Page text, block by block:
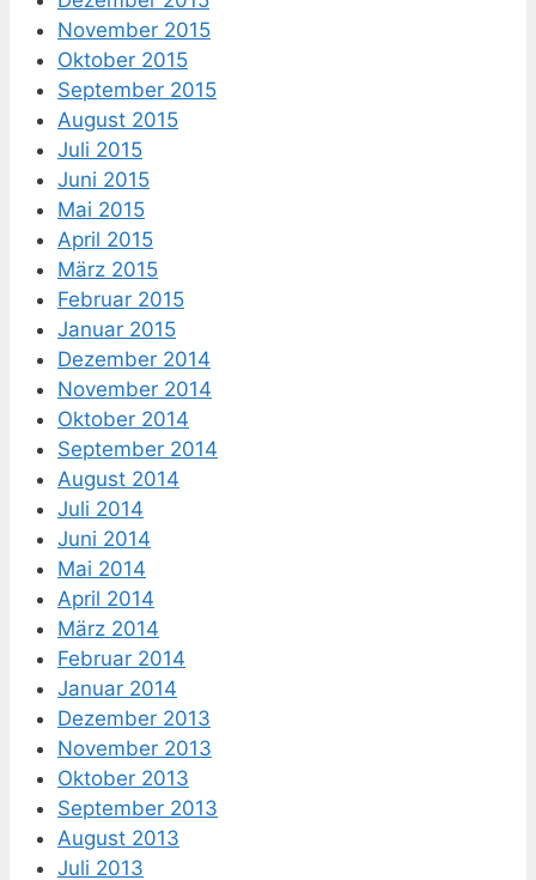
November 2015
Oktober 2015
September 2015
August 2015
Juli 2015
Juni 2015
Mai 2015
April 2015
März 2015
Februar 2015
Januar 2015
Dezember 2014
November 2014
Oktober 2014
September 2014
August 2014
Juli 2014
Juni 2014
Mai 2014
April 2014
März 2014
Februar 2014
Januar 2014
Dezember 2013
November 2013
Oktober 2013
September 2013
August 2013
Juli 2013